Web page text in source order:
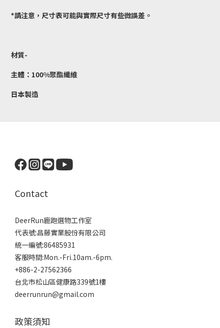
*請注意，尺寸表可能與實際尺寸有些微誤差。
材質-
主體：100%聚酯纖維
日本製造
Contact
DeerRun鹿跑選物工作室
代表號:昌藤實業股份有限公司
統一編號:86485931
客服時間:Mon.-Fri.10am.-6pm.
+886-2-27562366
台北市松山區健康路339號1樓
deerrunrun@gmail.com
政策須知